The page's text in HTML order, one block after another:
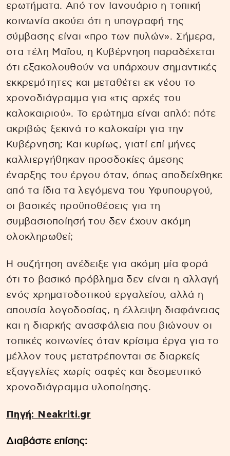
ερωτήματα. Από τον Ιανουάριο η τοπική
κοινωνία ακούει ότι η υπογραφή της
σύμβασης είναι «προ των πυλών». Σήμερα,
στα τέλη Μαΐου, η Κυβέρνηση παραδέχεται
ότι εξακολουθούν να υπάρχουν σημαντικές
εκκρεμότητες και μεταθέτει εκ νέου το
χρονοδιάγραμμα για «τις αρχές του
καλοκαιριού». Το ερώτημα είναι απλό: πότε
ακριβώς ξεκινά το καλοκαίρι για την
Κυβέρνηση; Και κυρίως, γιατί επί μήνες
καλλιεργήθηκαν προσδοκίες άμεσης
έναρξης του έργου όταν, όπως αποδείχθηκε
από τα ίδια τα λεγόμενα του Υφυπουργού,
οι βασικές προϋποθέσεις για τη
συμβασιοποίησή του δεν έχουν ακόμη
ολοκληρωθεί;
Η συζήτηση ανέδειξε για ακόμη μία φορά
ότι το βασικό πρόβλημα δεν είναι η αλλαγή
ενός χρηματοδοτικού εργαλείου, αλλά η
απουσία λογοδοσίας, η έλλειψη διαφάνειας
και η διαρκής ανασφάλεια που βιώνουν οι
τοπικές κοινωνίες όταν κρίσιμα έργα για το
μέλλον τους μετατρέπονται σε διαρκείς
εξαγγελίες χωρίς σαφές και δεσμευτικό
χρονοδιάγραμμα υλοποίησης.
Πηγή: Neakriti.gr
Διαβάστε επίσης: